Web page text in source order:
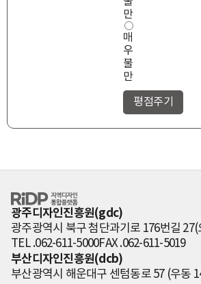
만
매
우
불
만
RiDP 지역디자
인 통합플랫폼
광주디자인진흥원(gdc)
광주광역시 북구 첨단과기로 176번길
TEL .062-611-5000FAX .062-611-5019
부산디자인진흥원(dcb)
부산광역시 해운대구 센텀동로 57 (우동